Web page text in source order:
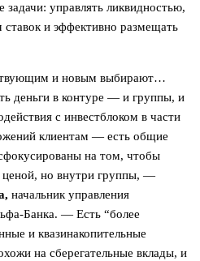
управлять ликвидностью,
ставок и эффективно размещать
и новым выбирают…
деньги в контуре — и группы, и
с инвестблоком в части
клиентам — есть общие
на том, чтобы
ценой, но внутри группы, —
начальник управления
Банка. — Есть “более
и квазинакопительные
на сберегательные вклады, и